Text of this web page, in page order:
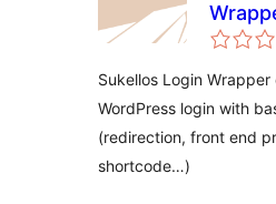
Sukellos Login Wrapper
WordPress login with
(redirection, front end
shortcode…)